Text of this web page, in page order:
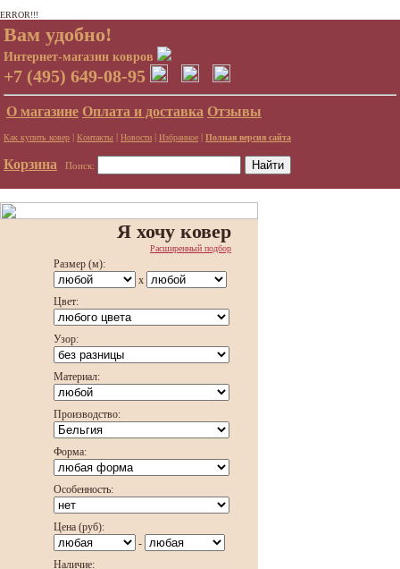
ERROR!!!
Вам удобно!
Интернет-магазин ковров
+7 (495) 649-08-95
О магазине Оплата и доставка Отзывы
Как купить ковер | Контакты | Новости | Избранное | Полная версия сайта
Корзина Поиск:
Я хочу ковер
Расширенный подбор
Размер (м):
x
Цвет:
Узор:
Материал:
Производство:
Форма:
Особенность:
Цена (руб):
-
Наличие: